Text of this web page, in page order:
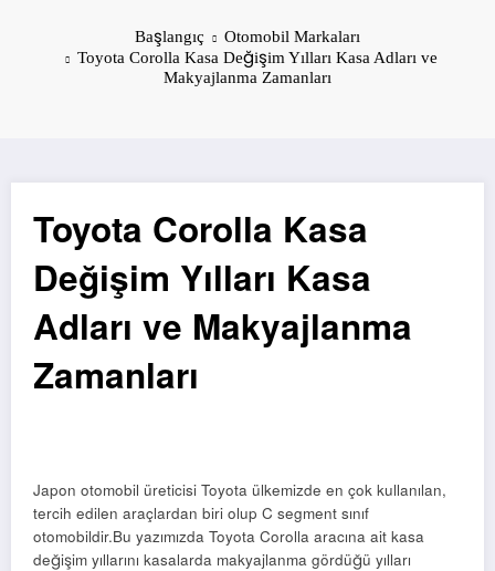
Başlangıç
Otomobil Markaları
Toyota Corolla Kasa Değişim Yılları Kasa Adları ve
Makyajlanma Zamanları
Toyota Corolla Kasa
Değişim Yılları Kasa
Adları ve Makyajlanma
Zamanları
Japon otomobil üreticisi Toyota ülkemizde en çok kullanılan,
tercih edilen araçlardan biri olup C segment sınıf
otomobildir.Bu yazımızda Toyota Corolla aracına ait kasa
değişim yıllarını kasalarda makyajlanma gördüğü yılları